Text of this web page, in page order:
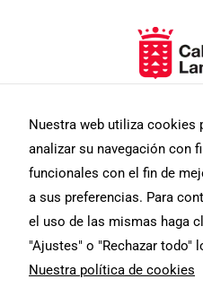
Nuestra web utiliza cookies
analizar su navegación con
funcionales con el fin de
a sus preferencias. Para
el uso de las mismas haga
"Ajustes" o "Rechazar todo"
Nuestra política de cookies